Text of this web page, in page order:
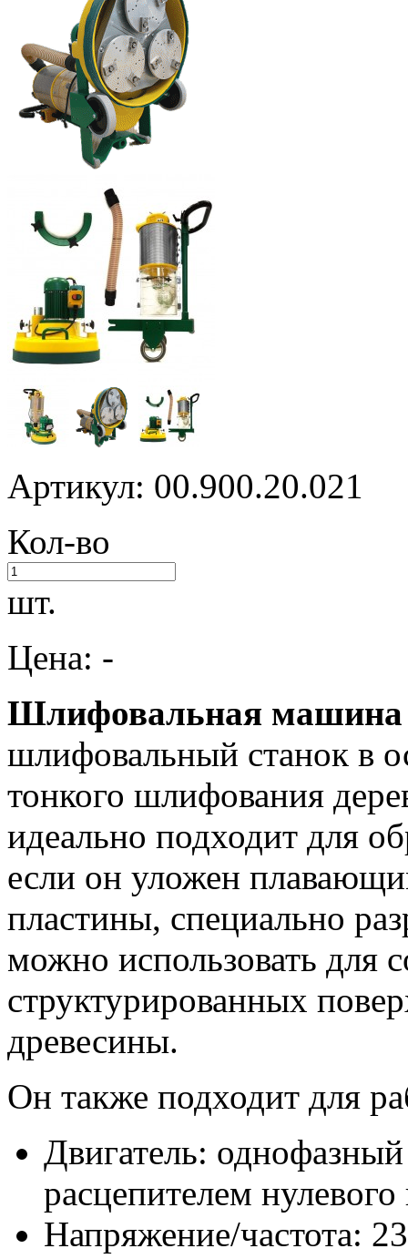
Артикул: 00.900.20.021
Кол-во
шт.
Цена: -
Шлифовальная
шлифовальный станок в
тонкого шлифования
идеально подходит для
если он уложен
пластины, специально
можно использовать для
структурированных
древесины.
Он также подходит для
Двигатель:
расцепителем
Напряжение/частота: